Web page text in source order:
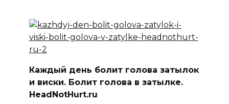
Каждый день болит голова затылок
и виски. Болит голова в затылке.
HeadNotHurt.ru